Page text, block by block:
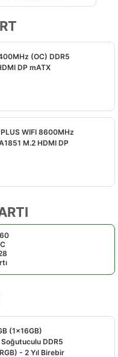
(OC) DDR5
DP mATX
WIFI 8600MHz
M.2 HDMI DP
(1x16GB)
DDR5
- 2 Yıl Birebir